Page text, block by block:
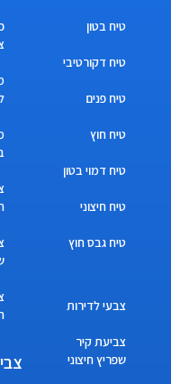
טיח בטון
טיח דקורטיבי
טיח פנים
טיח חוץ
טיח דמוי בטון
טיח חיצוני
טיח גבס חוץ
צבעי לדירות
צביעת קיר
שפריץ חיצוני